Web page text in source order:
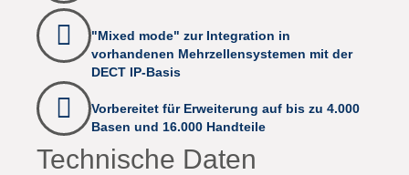
"Mixed mode" zur Integration in
vorhandenen Mehrzellensystemen mit der
DECT IP-Basis
Vorbereitet für Erweiterung auf bis zu 4.000
Basen und 16.000 Handteile
Technische Daten